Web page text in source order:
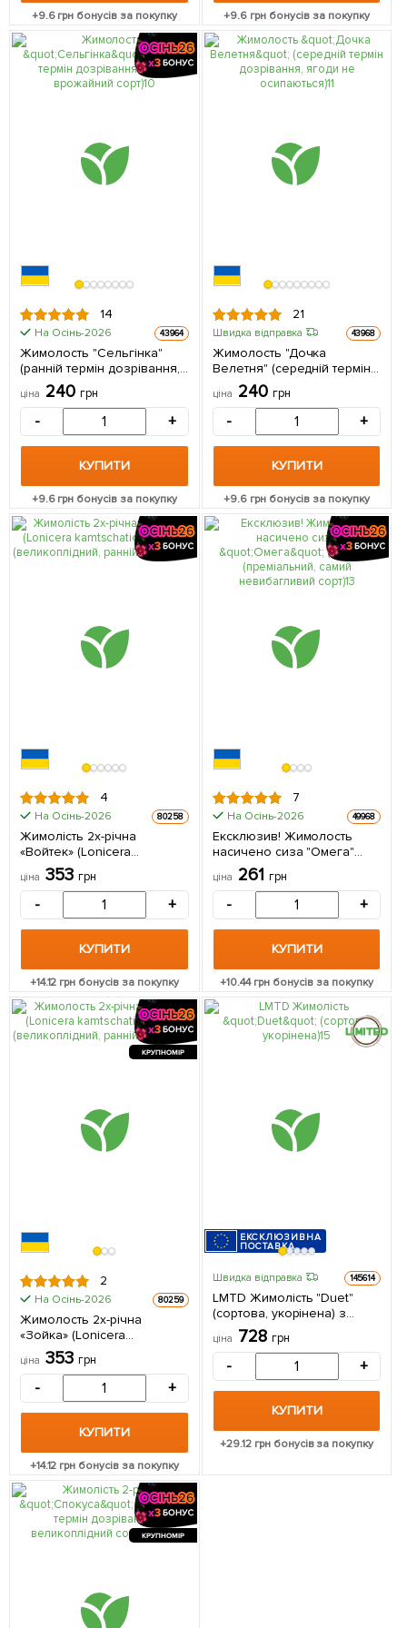
+9.6грн бонусів за покупку +9.6 грн бонусів за покупку
14
На Осінь-2026 43964
Жимолость "Сельгінка"
(ранній термін дозрівання,
дуже врожайний сорт) 1
саджанець в упаковці
ціна 240 грн
- +
КУПИТИ
+9.6грн бонусів за покупку
21
Швидка відправка 43968
Жимолость "Дочка
Велетня" (середній термін
дозрівання, ягоди не
осипаються) 1 саджанець в
ціна 240 грн
- +
КУПИТИ
+9.6 грн бонусів за покупку
4
На Осінь-2026 80258
Жимолість 2х-річна
«Войтек» (Lonicera
kamtschatica Wojtek)
(великоплідний, ранній
упаковці
ціна 353 грн
- +
КУПИТИ
+14.12 грн бонусів за покупку
7
На Осінь-2026 49968
Ексклюзив! Жимолость
насичено сиза "Омега"
(Omega) (преміальний,
самий невибагливий сорт) 1
саджанець в упаковці
ціна 261 грн
- +
КУПИТИ
+10.44грн бонусів за покупку
КРУПНОМІР
2
На Осінь-2026 80259
Жимолость 2х-річна
«Зойка» (Lonicera
kamtschatica Zojka)
(великоплідний, ранній
упаковці
ціна 353 грн
- +
КУПИТИ
+14.12 грн бонусів за покупку
ЕКСКЛЮЗИВНА
ПОСТАВКА
Швидка відправка 145614
LMTD Жимолість "Duet"
(сортова, укорінена) з
Нідерландів 1 саджанець в
упаковці
ціна 728 грн
- +
КУПИТИ
+29.12грн бонусів за покупку
КРУПНОМІР